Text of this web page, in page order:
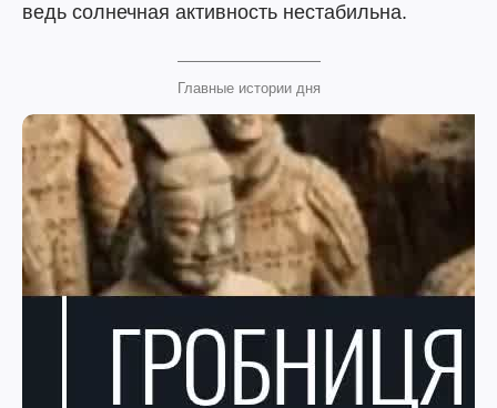
ведь солнечная активность нестабильна.
Главные истории дня